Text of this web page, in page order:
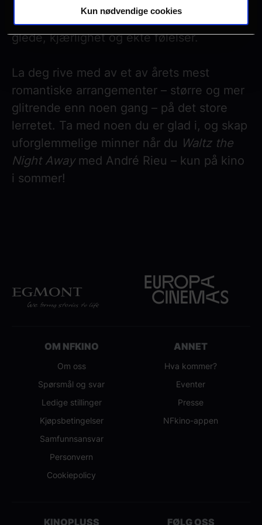
Kun nødvendige cookies
konserten deg med på en reise fylt med
glede, kjærlighet og ekte følelser.
La deg rive med av et av årets mest
romantiske arrangementer – større og mer
glitrende enn noen gang – på det store
lerretet. Ta med noen du er glad i, og skap
uforglemmelige minner når du Waltz the
Night Awaymed André Rieu – kun på kino
i sommer!
OM NFKINO
Om oss
Spørsmål og svar
Ledige stillinger
Kjøpsbetingelser
Samfunnsansvar
Personvern
Cookiepolicy
ANNET
Hva kommer?
Eventer
Presse
NFkino-appen
KINOPLUSS FØLG OSS